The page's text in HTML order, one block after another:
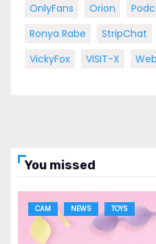
OnlyFans
Orion
Ronya Rabe
StripChat
VickyFox
VISIT-X
You missed
CAM NEWS TOYS